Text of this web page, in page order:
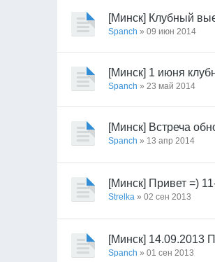
[Минск] Клубный
Spanch » 09 июн 2014
[Минск] 1 июня
Spanch » 23 май 2014
[Минск] Встреча
Spanch » 13 апр 2014
[Минск] Привет =)
Strelka » 02 сен 2013
[Минск] 14.09.2013
Spanch » 01 сен 2013